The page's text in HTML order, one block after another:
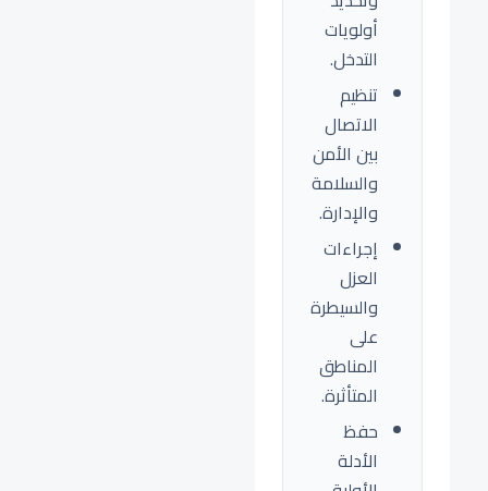
أولويات
التدخل.
تنظيم
الاتصال
بين الأمن
والسلامة
والإدارة.
إجراءات
العزل
والسيطرة
على
المناطق
المتأثرة.
حفظ
الأدلة